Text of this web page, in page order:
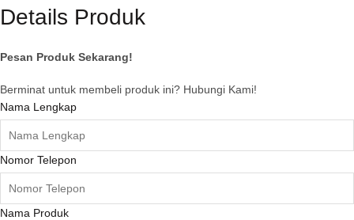
Details Produk
Pesan Produk Sekarang!
Berminat untuk membeli produk ini? Hubungi Kami!
Nama Lengkap
Nomor Telepon
Nama Produk